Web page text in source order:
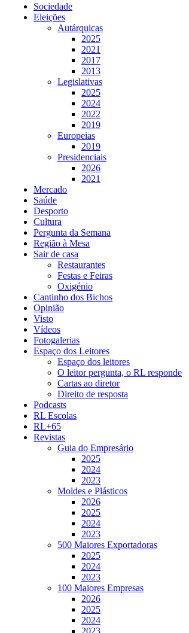
Sociedade
Eleições
Autárquicas
2025
2021
2017
2013
Legislativas
2025
2024
2022
2019
Europeias
2019
Presidenciais
2026
2021
Mercado
Saúde
Desporto
Cultura
Pergunta da Semana
Região à Mesa
Sair de casa
Restaurantes
Festas e Feiras
Oxigénio
Cantinho dos Bichos
Opinião
Visto
Vídeos
Fotogalerias
Espaço dos Leitores
Espaço dos leitores
O leitor pergunta, o RL responde
Cartas ao diretor
Direito de resposta
Podcasts
RL Escolas
RL+65
Revistas
Guia do Empresário
2025
2024
2023
Moldes e Plásticos
2026
2025
2024
2023
500 Maiores Exportadoras
2025
2024
2023
100 Maiores Empresas
2026
2025
2024
2023